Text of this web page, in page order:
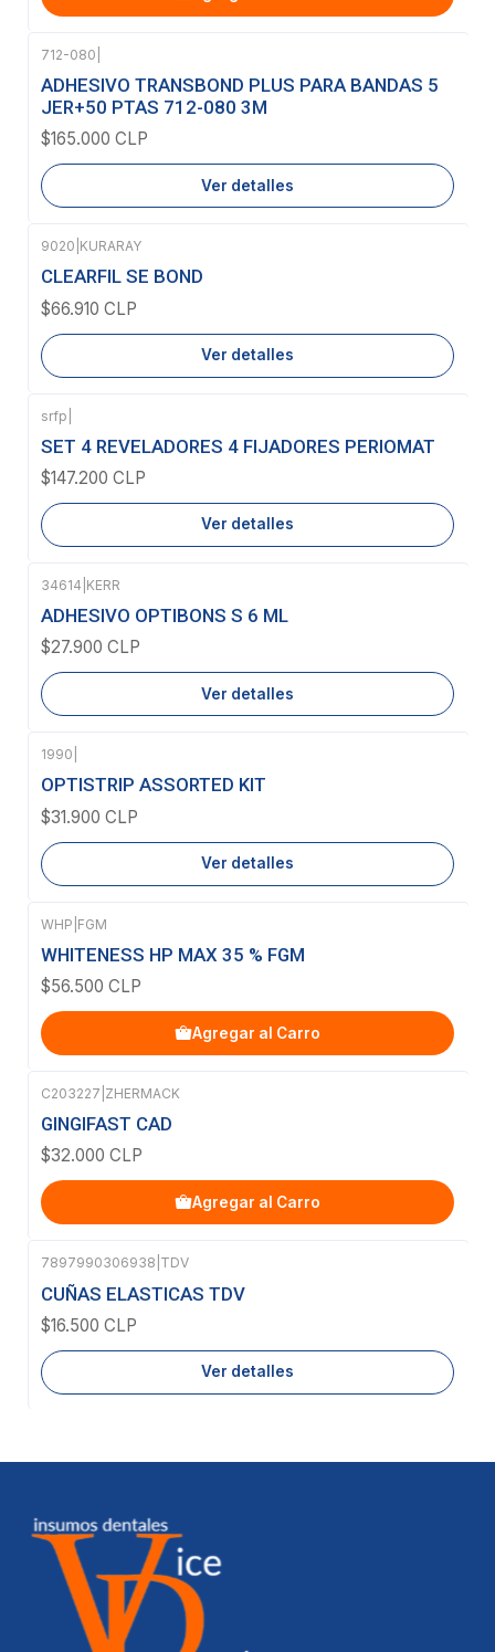
Agotado
712-080
ADHESIVO TRANSBOND PLUS PARA BANDAS 5
JER+50 PTAS 712-080 3M
$165.000 CLP
Ver detalles
Agotado
9020 KURARAY
CLEARFIL SE BOND
$66.910 CLP
Ver detalles
Agotado
srfp
SET 4 REVELADORES 4 FIJADORES PERIOMAT
$147.200 CLP
Ver detalles
Agotado
34614 KERR
ADHESIVO OPTIBONS S 6 ML
$27.900 CLP
Ver detalles
Agotado
1990
OPTISTRIP ASSORTED KIT
$31.900 CLP
Ver detalles
WHP FGM
WHITENESS HP MAX 35 % FGM
$56.500 CLP
Agregar al Carro
C203227 ZHERMACK
GINGIFAST CAD
$32.000 CLP
Agregar al Carro
Agotado
7897990306938 TDV
CUÑAS ELASTICAS TDV
$16.500 CLP
Ver detalles